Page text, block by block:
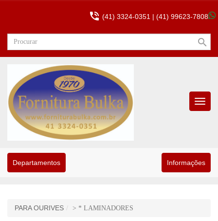
 (41) 3324-0351 | (41) 99623-7808
search
Menu
Departamentos Informações
PARA OURIVES > * LAMINADORES